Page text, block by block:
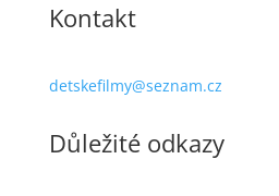
Kontakt
detskefilmy@seznam.cz
Důležité odkazy